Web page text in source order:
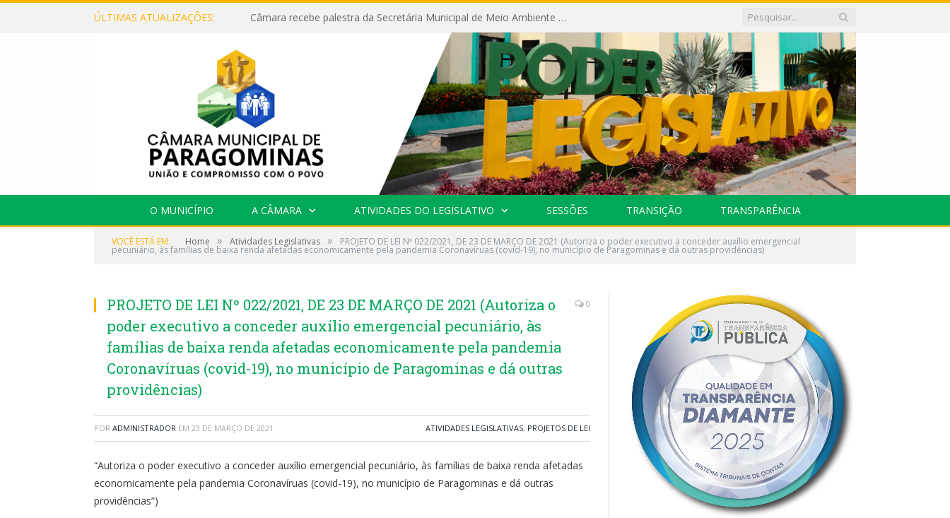
ÚLTIMAS ATUALIZAÇÕES: Câmara recebe palestra da Secretária Municipal de Meio Ambiente sobre as ações da “SEMANA DO MEIO AMBIENTE”
O MUNICÍPIO A CÂMARA ATIVIDADES DO LEGISLATIVO SESSÕES TRANSIÇÃO TRANSPARÊNCIA
VOCÊ ESTÁ EM: Home » Atividades Legislativas » PROJETO DE LEI Nº 022/2021, DE 23 DE MARÇO DE 2021 (Autoriza o poder executivo a conceder auxílio emergencial
pecuniário, às famílias de baixa renda afetadas economicamente pela pandemia Coronavíruas (covid-19), no município de Paragominas e dá outras providências)
PROJETO DE LEI Nº 022/2021, DE 23 DE MARÇO DE 2021 (Autoriza o
poder executivo a conceder auxílio emergencial pecuniário, às
famílias de baixa renda afetadas economicamente pela pandemia
Coronavíruas (covid-19), no município de Paragominas e dá outras
providências)
0
POR ADMINISTRADOR EM 23 DE MARÇO DE 2021 ATIVIDADES LEGISLATIVAS, PROJETOS DE LEI
“Autoriza o poder executivo a conceder auxílio emergencial pecuniário, às famílias de baixa renda afetadas
economicamente pela pandemia Coronavíruas (covid-19), no município de Paragominas e dá outras
providências”)